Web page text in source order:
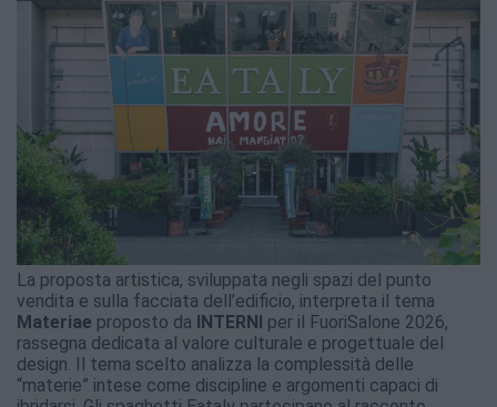
La proposta artistica, sviluppata negli spazi del punto
vendita e sulla facciata dell’edificio, interpreta il tema
Materiae proposto da INTERNI
per il FuoriSalone 2026,
rassegna dedicata al valore culturale e progettuale del
design. Il tema scelto analizza la complessità delle
“materie” intese come discipline e argomenti capaci di